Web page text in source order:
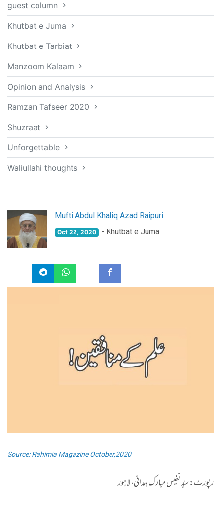
guest column
Khutbat e Juma
Khutbat e Tarbiat
Manzoom Kalaam
Opinion and Analysis
Ramzan Tafseer 2020
Shuzraat
Unforgettable
Waliullahi thoughts
Mufti Abdul Khaliq Azad Raipuri
Oct 22, 2020 - Khutbat e Juma
Source: Rahimia Magazine October,2020
رپورٹ: سیّد نفیس مبارک ہمدانی، لاہور